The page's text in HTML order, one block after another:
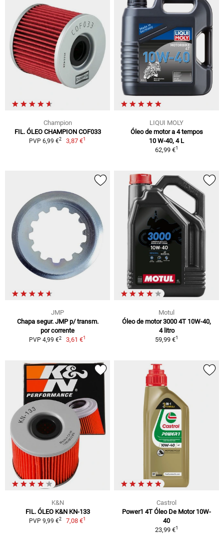
Champion
FIL. ÓLEO CHAMPION COF033
PVP 6,99 €2 3,87 €1
LIQUI MOLY
Óleo de motor a 4 tempos
10 W-40, 4 L
62,99 €1
JMP
Chapa segur. JMP p/ transm.
por corrente
PVP 4,99 €2 3,61 €1
Motul
Óleo de motor 3000 4T 10W-40,
4 litro
59,99 €1
K&N
FIL. ÓLEO K&N KN-133
PVP 9,99 €2 7,08 €1
Castrol
Power1 4T Óleo De Motor 10W-
40
23,99 €1